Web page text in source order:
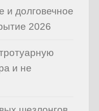
и долговечное
2026
и не